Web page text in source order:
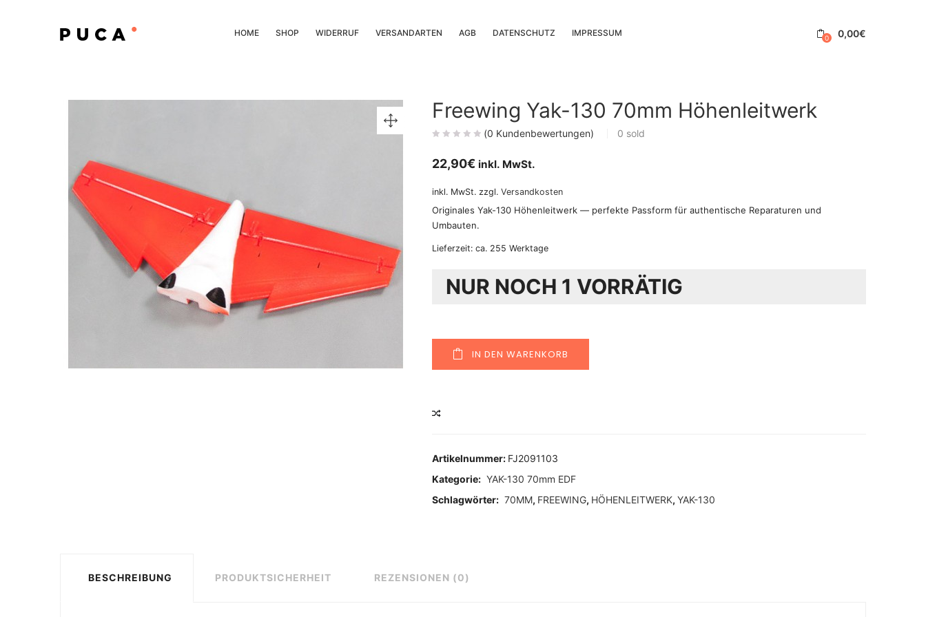
HOME SHOP WIDERRUF VERSANDARTEN AGB DATENSCHUTZ IMPRESSUM 0 0,00€
Freewing Yak-130 70mm Höhenleitwerk
(0 Kundenbewertungen) 0 sold
22,90€ inkl. MwSt.
inkl. MwSt. zzgl. Versandkosten
Originales Yak-130 Höhenleitwerk — perfekte Passform für authentische Reparaturen und
Umbauten.
Lieferzeit: ca. 255 Werktage
NUR NOCH 1 VORRÄTIG
IN DEN WARENKORB
Artikelnummer: FJ2091103
Kategorie: YAK-130 70mm EDF
Schlagwörter: 70MM, FREEWING, HÖHENLEITWERK, YAK-130
BESCHREIBUNG PRODUKTSICHERHEIT REZENSIONEN (0)